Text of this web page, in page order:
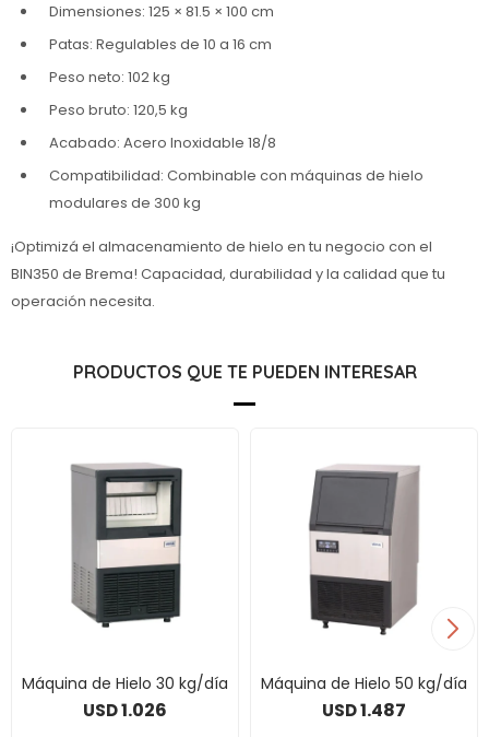
Dimensiones: 125 × 81.5 × 100 cm
Patas: Regulables de 10 a 16 cm
Peso neto: 102 kg
Peso bruto: 120,5 kg
Acabado: Acero Inoxidable 18/8
Compatibilidad: Combinable con máquinas de hielo
modulares de 300 kg
¡Optimizá el almacenamiento de hielo en tu negocio con el
BIN350 de Brema! Capacidad, durabilidad y la calidad que tu
operación necesita.
PRODUCTOS QUE TE PUEDEN INTERESAR
Máquina de Hielo 30 kg/día
USD1.026
Máquina de Hielo 50 kg/día
USD1.487